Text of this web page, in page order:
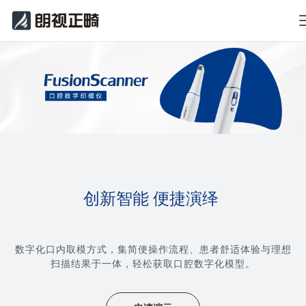
创新智能 便捷演绎
数字化口内取模方式，集简便操作流程、患者舒适体验与理想
扫描结果于一体，轻松获取口腔数字化模型。